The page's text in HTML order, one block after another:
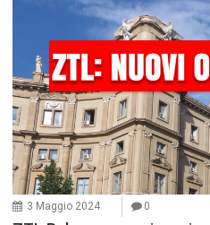
3 Maggio 2024 0